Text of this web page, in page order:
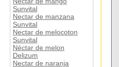
Sunvital
Nectar de manzana
Sunvital
Nectar de melocoton
Sunvital
Néctar de melon
Delizum
Nectar de naranja